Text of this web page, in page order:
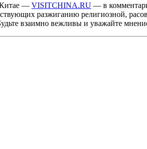
Китае — VISITCHINA.RU — в
разжиганию религиозной,
взаимно вежливы и уважайте